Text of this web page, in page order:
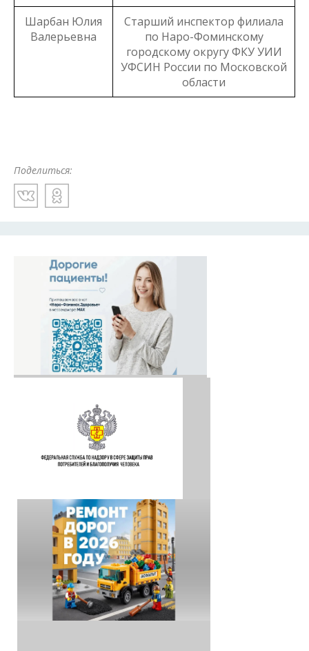
Шарбан Юлия
Валерьевна
Старший инспектор филиала
по Наро-Фоминскому
городскому округу ФКУ УИИ
УФСИН России по Московской
области
Поделиться: